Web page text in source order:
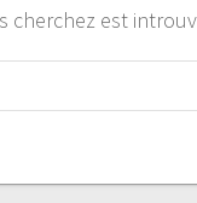
cherchez est